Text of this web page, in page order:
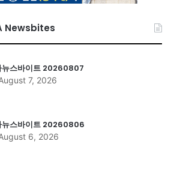
Newsbites
뉴스바이트 20260807
7, 2026
뉴스바이트 20260806
6, 2026